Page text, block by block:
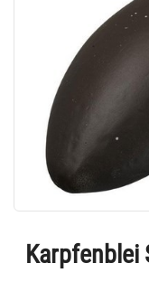
Karpfenblei